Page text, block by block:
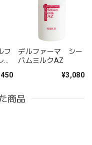
フ
デルファーマ シー
バムミルクAZ
¥3,080
商品